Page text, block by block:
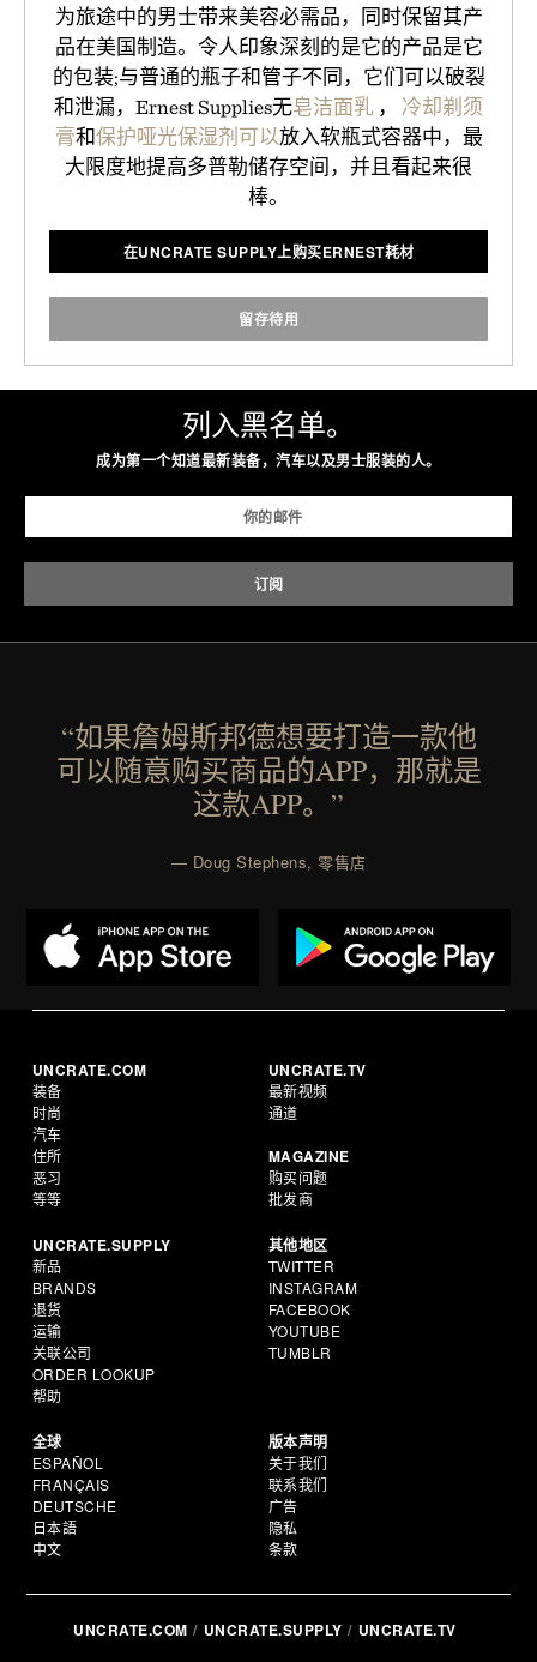
为旅途中的男士带来美容必需品，同时保留其产
品在美国制造。令人印象深刻的是它的产品是它
的包装;与普通的瓶子和管子不同，它们可以破裂
和泄漏，Ernest Supplies无皂洁面乳 ， 冷却剃须
膏和保护哑光保湿剂可以放入软瓶式容器中，最
大限度地提高多普勒储存空间，并且看起来很
棒。
在UNCRATE SUPPLY上购买ERNEST耗材
留存待用
列入黑名单。
成为第一个知道最新装备，汽车以及男士服装的人。
“如果詹姆斯邦德想要打造一款他
可以随意购买商品的APP，那就是
这款APP。”
— Doug Stephens, 零售店
UNCRATE.COM
装备
时尚
汽车
住所
恶习
等等
UNCRATE.TV
最新视频
通道
MAGAZINE
购买问题
批发商
UNCRATE.SUPPLY
新品
BRANDS
退货
运输
关联公司
ORDER LOOKUP
帮助
其他地区
TWITTER
INSTAGRAM
FACEBOOK
YOUTUBE
TUMBLR
全球
ESPAÑOL
FRANÇAIS
DEUTSCHE
日本語
中文
版本声明
关于我们
联系我们
广告
隐私
条款
UNCRATE.COM UNCRATE.SUPPLY UNCRATE.TV